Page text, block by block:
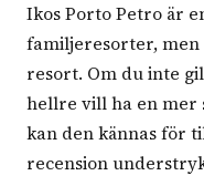
Ikos Porto Petro är
familjeresorter,
resort. Om du inte
hellre vill ha en mer
kan den kännas för
recension